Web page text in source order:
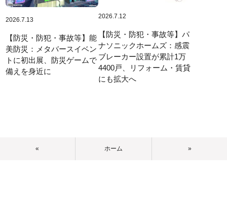
2026.7.13
【防災・防犯・事故等】能
美防災：メタバースイベン
トに初出展、防災ゲームで
備えを身近に
2026.7.12
【防災・防犯・事故等】パ
ナソニックホームズ：感震
ブレーカー設置が累計1万
4400戸、リフォーム・賃貸
にも拡大へ
ホーム
« »